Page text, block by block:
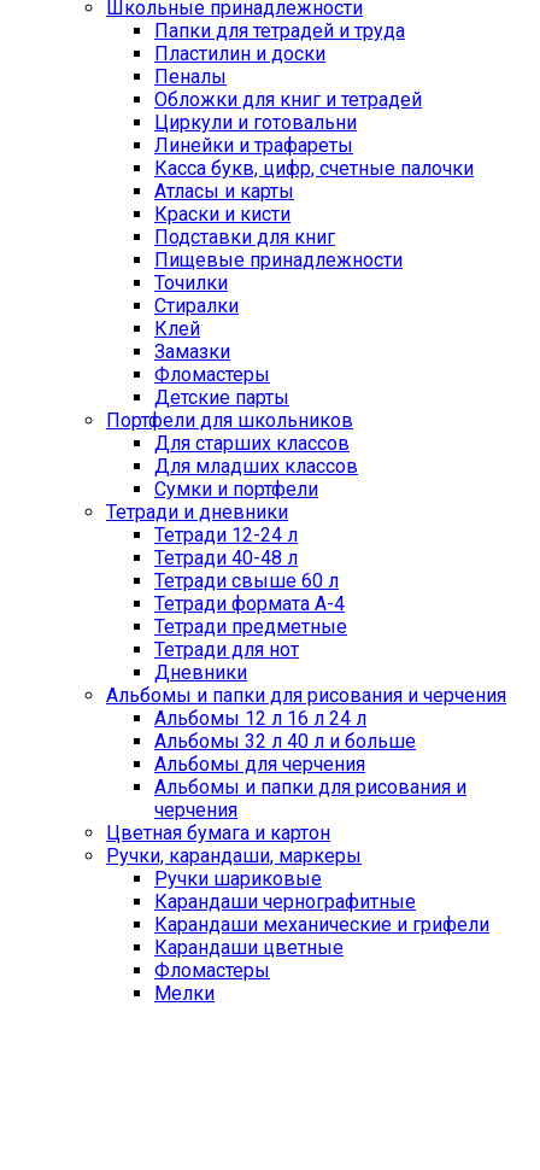
Школьные принадлежности
Папки для тетрадей и труда
Пластилин и доски
Пеналы
Обложки для книг и тетрадей
Циркули и готовальни
Линейки и трафареты
Касса букв, цифр, счетные палочки
Атласы и карты
Краски и кисти
Подставки для книг
Пищевые принадлежности
Точилки
Стиралки
Клей
Замазки
Фломастеры
Детские парты
Портфели для школьников
Для старших классов
Для младших классов
Сумки и портфели
Тетради и дневники
Тетради 12-24 л
Тетради 40-48 л
Тетради свыше 60 л
Тетради формата А-4
Тетради предметные
Тетради для нот
Дневники
Альбомы и папки для рисования и черчения
Альбомы 12 л 16 л 24 л
Альбомы 32 л 40 л и больше
Альбомы для черчения
Альбомы и папки для рисования и
черчения
Цветная бумага и картон
Ручки, карандаши, маркеры
Ручки шариковые
Карандаши чернографитные
Карандаши механические и грифели
Карандаши цветные
Фломастеры
Мелки